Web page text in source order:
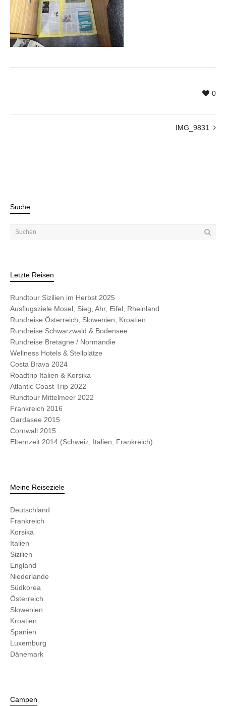
0
IMG_9831
Suche
Letzte Reisen
Rundtour Sizilien im Herbst 2025
Ausflugsziele Mosel, Sieg, Ahr, Eifel, Rheinland
Rundreise Österreich, Slowenien, Kroatien
Rundreise Schwarzwald & Bodensee
Rundreise Bretagne / Normandie
Wellness Hotels & Stellplätze
Costa Brava 2024
Roadtrip Italien & Korsika
Atlantic Coast Trip 2022
Rundtour Mittelmeer 2022
Frankreich 2016
Gardasee 2015
Cornwall 2015
Elternzeit 2014 (Schweiz, Italien, Frankreich)
Meine Reiseziele
Deutschland
Frankreich
Korsika
Italien
Sizilien
England
Niederlande
Südkorea
Österreich
Slowenien
Kroatien
Spanien
Luxemburg
Dänemark
Campen